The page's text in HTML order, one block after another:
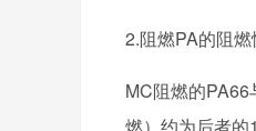
2.阻燃PA的阻
MC阻燃的